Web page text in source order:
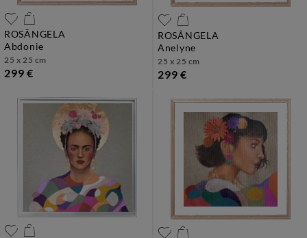
ROSÂNGELA
abdonie
25 x 25 cm
299 €
ROSÂNGELA
anelyne
25 x 25 cm
299 €